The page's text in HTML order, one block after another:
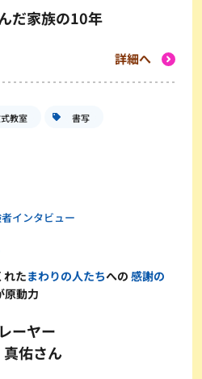
だ家族の10年
詳細へ
教室 書写
インタビュー
れたまわりの人たちへの感謝の
原動力
ーヤー
佑さん